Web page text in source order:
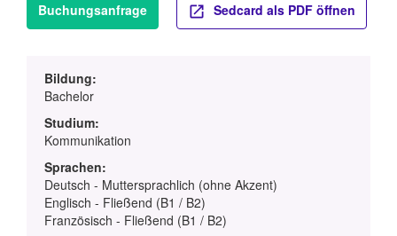
Buchungsanfrage Sedcard als PDF öffnen
Bildung:
Bachelor
Studium:
Kommunikation
Sprachen:
Deutsch - Muttersprachlich (ohne Akzent)
Englisch - Fließend (B1 / B2)
Französisch - Fließend (B1 / B2)